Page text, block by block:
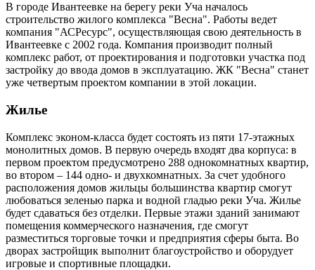
В городе Ивантеевке на берегу реки Уча началось
строительство жилого комплекса "Весна". Работы ведет
компания "АСРесурс", осуществляющая свою деятельность в
Ивантеевке с 2002 года. Компания производит полный
комплекс работ, от проектирования и подготовки участка под
застройку до ввода домов в эксплуатацию. ЖК "Весна" станет
уже четвертым проектом компании в этой локации.
Жилье
Комплекс эконом-класса будет состоять из пяти 17-этажных
монолитных домов. В первую очередь входят два корпуса: в
первом проектом предусмотрено 288 однокомнатных квартир,
во втором – 144 одно- и двухкомнатных. За счет удобного
расположения домов жильцы большинства квартир смогут
любоваться зеленью парка и водной гладью реки Уча. Жилье
будет сдаваться без отделки. Первые этажи зданий занимают
помещения коммерческого назначения, где смогут
разместиться торговые точки и предприятия сферы быта. Во
дворах застройщик выполнит благоустройство и оборудует
игровые и спортивные площадки.